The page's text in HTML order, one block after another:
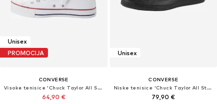
Unisex
PROMOCIJA
CONVERSE
Visoke tenisice 'Chuck Taylor All Star'
64,90 €
Unisex
CONVERSE
Niske tenisice 'Chuck Taylor All Star Leather'
79,90 €